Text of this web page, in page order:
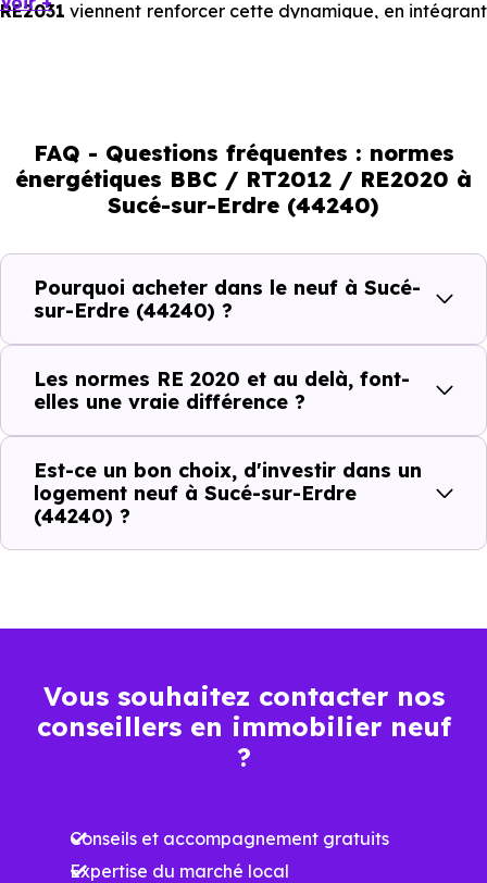
RE2031 viennent renforcer cette dynamique, en intégrant
immobilier, en valorisant les biens les plus performants.
En résumé :
Normes énergétiques de
l’immobilier neuf
BBC, RT2012, RE2020
Isolations thermiques
et phoniques
Économies
luminosité
…
Performances
FAQ - Questions fréquentes : normes
énergétiques BBC / RT2012 / RE2020 à
Sucé-sur-Erdre (44240)
Pourquoi acheter dans le neuf à Sucé-
sur-Erdre (44240) ?
Les normes RE 2020 et au delà, font-
elles une vraie différence ?
Est-ce un bon choix, d'investir dans un
logement neuf à Sucé-sur-Erdre
(44240) ?
Vous souhaitez contacter nos
conseillers en immobilier neuf
?
Conseils et accompagnement gratuits
Expertise du marché local